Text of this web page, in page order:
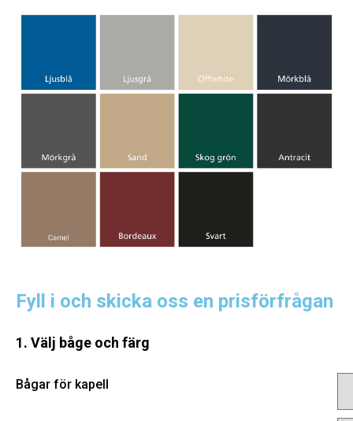
Fyll i och skicka oss en prisförfrågan
1. Välj båge och färg
Bågar för kapell